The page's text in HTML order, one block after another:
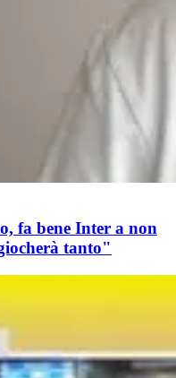
fa bene Inter a non
tanto"